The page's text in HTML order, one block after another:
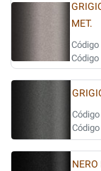
MET.
Código
NERO